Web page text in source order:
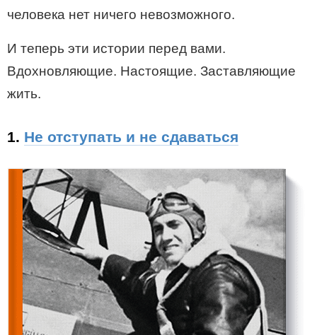
человека нет ничего невозможного.
И теперь эти истории перед вами.
Вдохновляющие. Настоящие. Заставляющие
жить.
1. Не отступать и не сдаваться